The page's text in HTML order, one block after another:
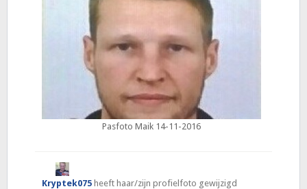
Pasfoto Maik 14-11-2016
Kryptek075 heeft haar/zijn profielfoto gewijzigd